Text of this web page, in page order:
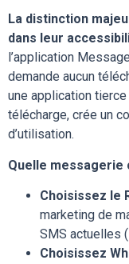
La distinction
dans leur
l’application
demande aucun
une application
télécharge, crée un
d’utilisation.
Quelle
Choisissez le
marketing de
SMS actuelles
Choisissez